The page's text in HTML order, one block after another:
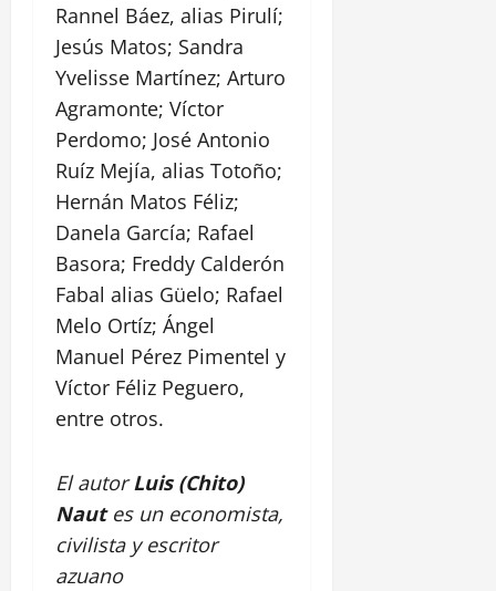
Rannel Báez, alias Pirulí;
Jesús Matos; Sandra
Yvelisse Martínez; Arturo
Agramonte; Víctor
Perdomo; José Antonio
Ruíz Mejía, alias Totoño;
Hernán Matos Féliz;
Danela García; Rafael
Basora; Freddy Calderón
Fabal alias Güelo; Rafael
Melo Ortíz; Ángel
Manuel Pérez Pimentel y
Víctor Féliz Peguero,
entre otros.
El autorLuis (Chito)
Nautes un economista,
civilista y escritor
azuano